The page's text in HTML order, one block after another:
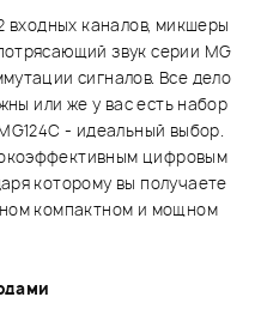
входных каналов, микшеры
звук серии MG
сигналов. Все дело
или же у вас есть набор
- идеальный выбор.
цифровым
которому вы получаете
компактном и мощном